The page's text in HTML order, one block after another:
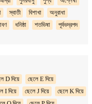
স্বাতী বিশাখা
অনুরাধা
ধনিষ্ঠা শতভিষা
পূর্বভদ্রপদ
D দিয়ে
ছেলে E দিয়ে
I দিয়ে ছেলে J দিয়ে
ছেলে K দিয়ে